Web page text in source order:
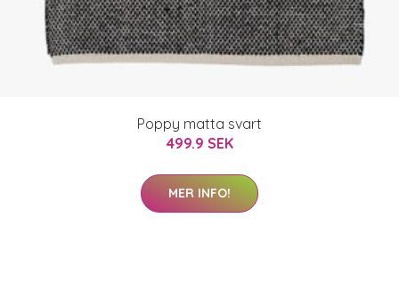
Poppy matta svart
499.9 SEK
MER INFO!